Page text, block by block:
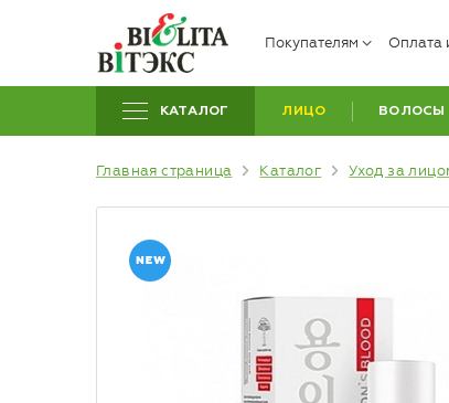
Покупателям Оплата
КАТАЛОГ ЛИЦО ВОЛОСЫ
Главная страница Каталог Уход за